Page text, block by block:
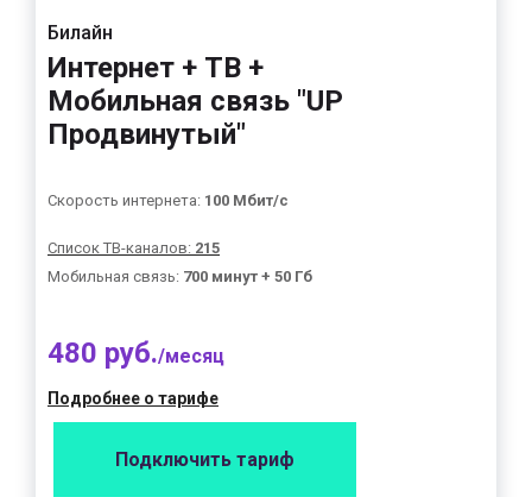
Билайн
Интернет + ТВ +
Мобильная связь "UP
Продвинутый"
Скорость интернета: 100 Мбит/с
Список ТВ-каналов: 215
Мобильная связь: 700 минут + 50 Гб
480 руб./месяц
Подробнее о тарифе
Подключить тариф